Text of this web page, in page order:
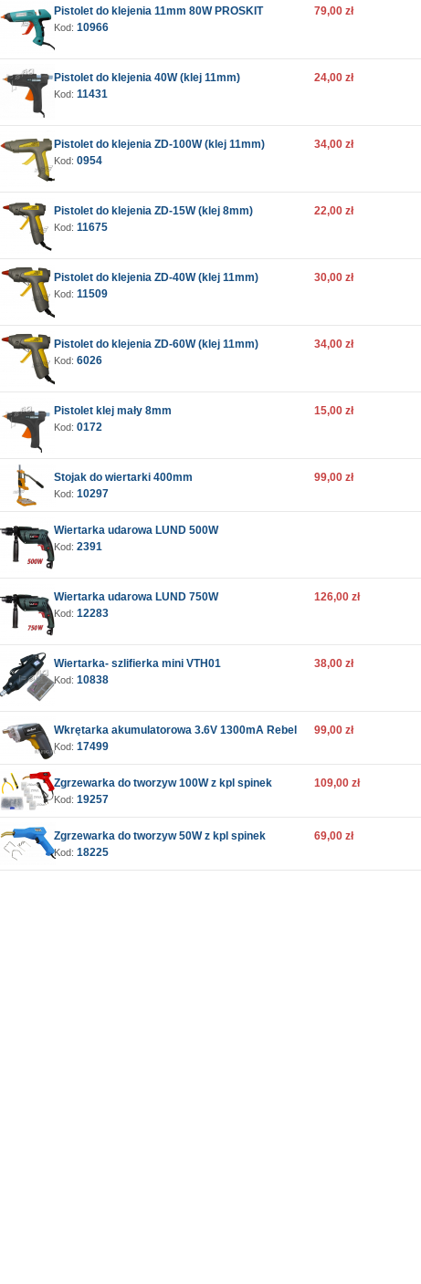
Pistolet do klejenia 11mm 80W PROSKIT
Kod: 10966
79,00 zł
Pistolet do klejenia 40W (klej 11mm)
Kod: 11431
24,00 zł
Pistolet do klejenia ZD-100W (klej 11mm)
Kod: 0954
34,00 zł
Pistolet do klejenia ZD-15W (klej 8mm)
Kod: 11675
22,00 zł
Pistolet do klejenia ZD-40W (klej 11mm)
Kod: 11509
30,00 zł
Pistolet do klejenia ZD-60W (klej 11mm)
Kod: 6026
34,00 zł
Pistolet klej mały 8mm
Kod: 0172
15,00 zł
Stojak do wiertarki 400mm
Kod: 10297
99,00 zł
Wiertarka udarowa LUND 500W
Kod: 2391
Wiertarka udarowa LUND 750W
Kod: 12283
126,00 zł
Wiertarka- szlifierka mini VTH01
Kod: 10838
38,00 zł
Wkrętarka akumulatorowa 3.6V 1300mA Rebel
Kod: 17499
99,00 zł
Zgrzewarka do tworzyw 100W z kpl spinek
Kod: 19257
109,00 zł
Zgrzewarka do tworzyw 50W z kpl spinek
Kod: 18225
69,00 zł